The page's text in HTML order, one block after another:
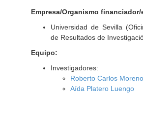
Empresa/Organismo financiador/
Universidad de Sevilla
de Resultados de
Equipo:
Investigadores:
Roberto Carlos
Aída Platero Luengo